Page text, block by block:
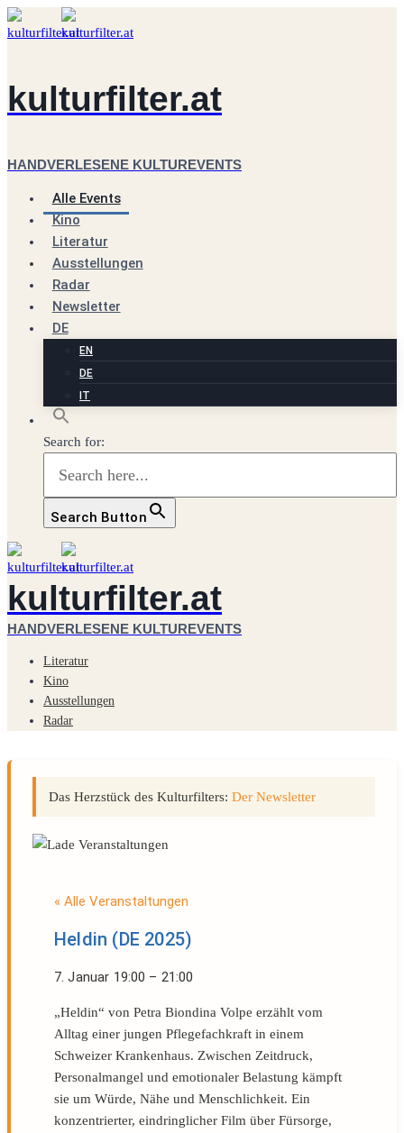
Zum
Inhalt
kulturfilter.at
HANDVERLESENE KULTUREVENTS
Alle Events
Kino
Literatur
Ausstellungen
Radar
Newsletter
DE
EN
DE
IT
Search for:
Search Button
kulturfilter.at
HANDVERLESENE KULTUREVENTS
Literatur
Kino
Ausstellungen
Radar
Das Herzstück des Kulturfilters: Der Newsletter
« Alle Veranstaltungen
Heldin (DE 2025)
7. Januar 19:00 – 21:00
„Heldin“ von Petra Biondina Volpe erzählt vom
Alltag einer jungen Pflegefachkraft in einem
Schweizer Krankenhaus. Zwischen Zeitdruck,
Personalmangel und emotionaler Belastung kämpft
sie um Würde, Nähe und Menschlichkeit. Ein
konzentrierter, eindringlicher Film über Fürsorge,